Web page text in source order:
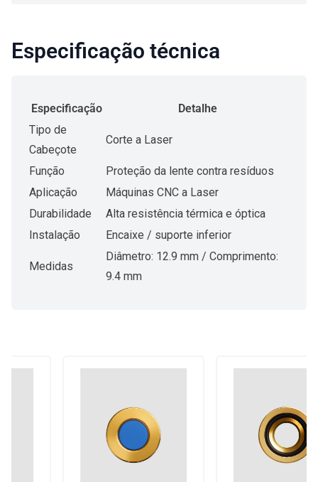
Especificação técnica
Especificação
Detalhe
Tipo de
Cabeçote
Corte a Laser
Função
Proteção da lente contra resíduos
Aplicação
Máquinas CNC a Laser
Durabilidade
Alta resistência térmica e óptica
Instalação
Encaixe / suporte inferior
Medidas
Diâmetro: 12.9 mm / Comprimento:
9.4 mm